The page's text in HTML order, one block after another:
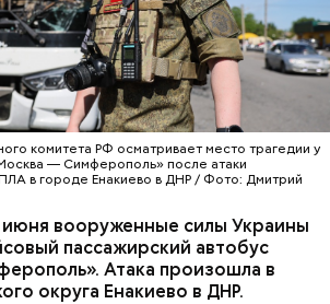
комитета РФ осматривает место трагедии у
— Симферополь» после атаки
в городе Енакиево в ДНР / Фото: Дмитрий
вооруженные силы Украины
пассажирский автобус
Атака произошла в
округа Енакиево в ДНР.
Уберут отеки и улучшат зрение:
диетолог Соломатина рассказала
о пользе кабачков
с курицей
Как приготовить домашний
майонез: три простых рецепта
Эндокринолог Куликова
объяснила, в чем заключается
польза сезонных овощей и
фруктов